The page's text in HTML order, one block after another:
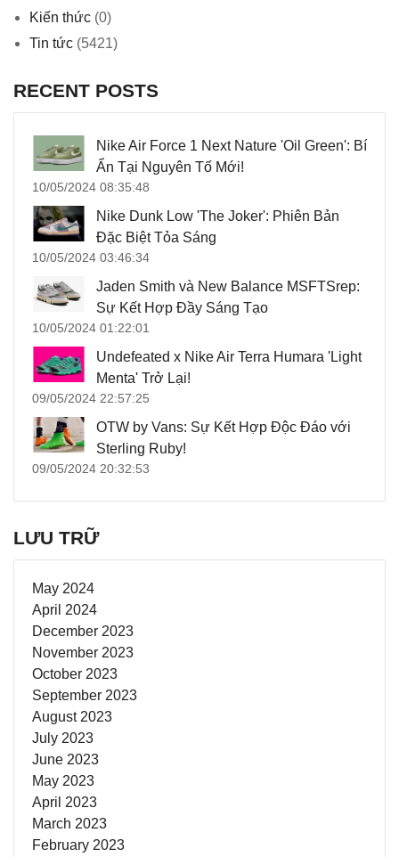
Kiến thức (0)
Tin tức (5421)
RECENT POSTS
Nike Air Force 1 Next Nature 'Oil Green': Bí
Ẩn Tại Nguyên Tố Mới!
10/05/2024 08:35:48
Nike Dunk Low 'The Joker': Phiên Bản
Đặc Biệt Tỏa Sáng
10/05/2024 03:46:34
Jaden Smith và New Balance MSFTSrep:
Sự Kết Hợp Đầy Sáng Tạo
10/05/2024 01:22:01
Undefeated x Nike Air Terra Humara 'Light
Menta' Trở Lại!
09/05/2024 22:57:25
OTW by Vans: Sự Kết Hợp Độc Đáo với
Sterling Ruby!
09/05/2024 20:32:53
LƯU TRỮ
May 2024
April 2024
December 2023
November 2023
October 2023
September 2023
August 2023
July 2023
June 2023
May 2023
April 2023
March 2023
February 2023